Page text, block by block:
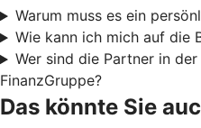
Warum muss es ein
Wie kann ich mich auf die
Wer sind die Partner in
FinanzGruppe?
Das könnte Sie